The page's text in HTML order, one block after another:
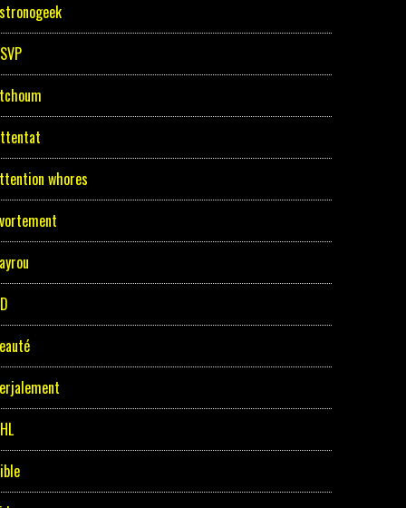
whores